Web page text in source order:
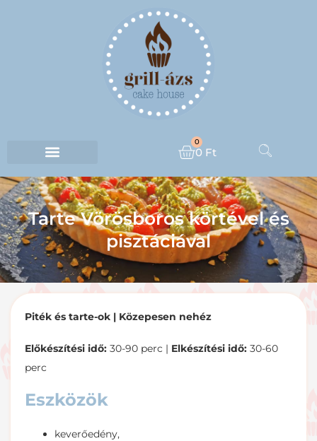
0 Ft
0
Tarte Vörösboros körtével és
pisztáciával
Piték és tarte-ok | Közepesen nehéz
Előkészítési idő: 30-90 perc | Elkészítési idő: 30-60
perc
Eszközök
keverőedény,